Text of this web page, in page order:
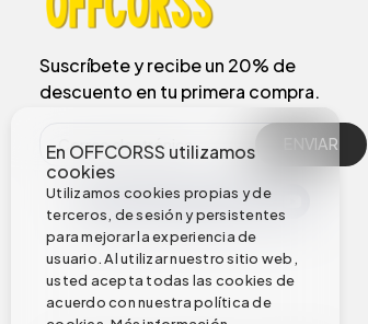
En OFFCORSS utilizamos
cookies
Utilizamos cookies propias y de
terceros, de sesión y persistentes
para mejorar la experiencia de
usuario. Al utilizar nuestro sitio web,
usted acepta todas las cookies de
acuerdo con nuestra política de
Suscríbete y recibe un 20% de
descuento en tu primera compra.
ENVIAR